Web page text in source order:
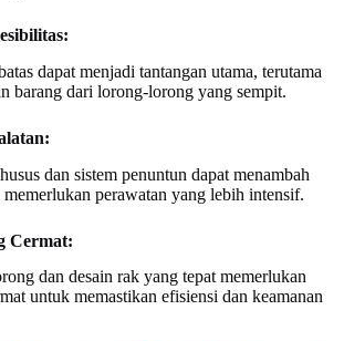
dapat menjadi tantangan utama, terutama
barang dari lorong-lorong yang sempit.
dan sistem penuntun dapat menambah
perawatan yang lebih intensif.
Cermat:
dan desain rak yang tepat memerlukan
untuk memastikan efisiensi dan keamanan